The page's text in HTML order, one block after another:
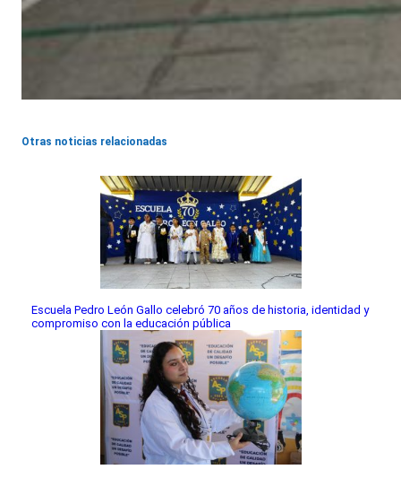
Otras noticias relacionadas
Escuela Pedro León Gallo celebró 70 años de historia, identidad y
compromiso con la educación pública